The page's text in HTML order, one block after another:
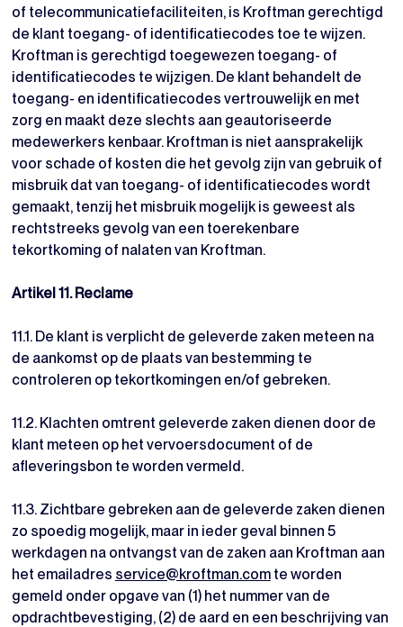
of telecommunicatiefaciliteiten, is Kroftman gerechtigd
de klant toegang- of identificatiecodes toe te wijzen.
Kroftman is gerechtigd toegewezen toegang- of
identificatiecodes te wijzigen. De klant behandelt de
toegang- en identificatiecodes vertrouwelijk en met
zorg en maakt deze slechts aan geautoriseerde
medewerkers kenbaar. Kroftman is niet aansprakelijk
voor schade of kosten die het gevolg zijn van gebruik of
misbruik dat van toegang- of identificatiecodes wordt
gemaakt, tenzij het misbruik mogelijk is geweest als
rechtstreeks gevolg van een toerekenbare
tekortkoming of nalaten van Kroftman.
Artikel 11. Reclame
11.1. De klant is verplicht de geleverde zaken meteen na
de aankomst op de plaats van bestemming te
controleren op tekortkomingen en/of gebreken.
11.2. Klachten omtrent geleverde zaken dienen door de
klant meteen op het vervoersdocument of de
afleveringsbon te worden vermeld.
11.3. Zichtbare gebreken aan de geleverde zaken dienen
zo spoedig mogelijk, maar in ieder geval binnen 5
werkdagen na ontvangst van de zaken aan Kroftman aan
het emailadres service@kroftman.comte worden
gemeld onder opgave van (1) het nummer van de
opdrachtbevestiging, (2) de aard en een beschrijving van